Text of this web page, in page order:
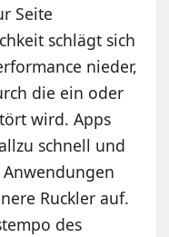
Seite
schlägt sich
nieder,
die ein oder
wird. Apps
schnell und
Ruckler auf.
des